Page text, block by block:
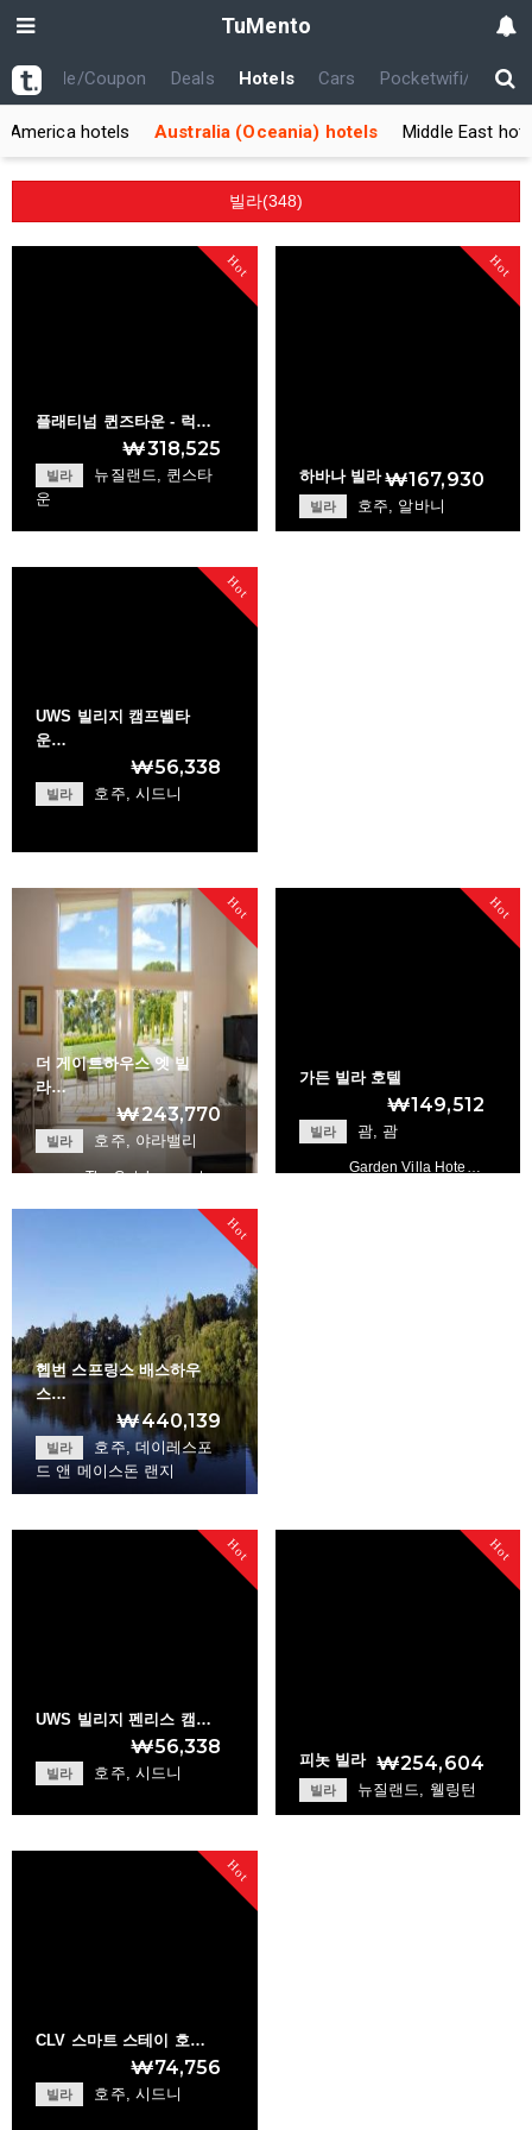
TuMento
Code/Coupon Deals Hotels Cars Pocketwifi/USIM
America hotels Australia (Oceania) hotels Middle East
빌라(348)
Hot
플래티넘 퀸즈타운 - 럭…
₩318,525
빌라
뉴질랜드, 퀸스타
운
Hot
하바나 빌라₩167,930
빌라 호주, 알바니
Hot
UWS 빌리지 캠프벨타
운…
₩56,338
빌라 호주, 시드니
Hot
더 게이트하우스 엣 빌
라…
₩243,770
빌라 호주, 야라밸리
The Gatehouse at …
Hot
가든 빌라 호텔
₩149,512
빌라 괌, 괌
Garden Villa Hote…
Hot
헵번 스프링스 배스하우
스…
₩440,139
빌라
호주, 데이레스포
드 앤 메이스돈 랜지
Hot
UWS 빌리지 펜리스 캠…
₩56,338
빌라 호주, 시드니
UWS Village Penri…
+
Hot
피놋 빌라 ₩254,604
빌라 뉴질랜드, 웰링턴
Hot
CLV 스마트 스테이 호…
₩74,756
빌라 호주, 시드니